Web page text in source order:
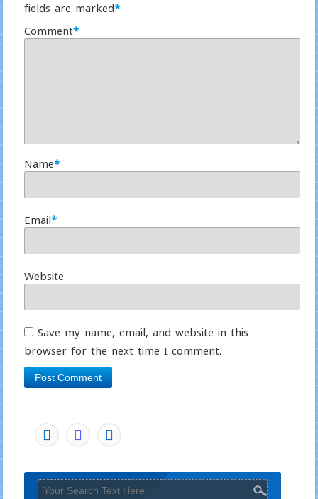
fields are marked*
Comment*
Name*
Email*
Website
Save my name, email, and website in this
browser for the next time I comment.